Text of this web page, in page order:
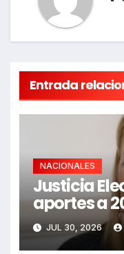
Entrada
NACIONALES
Justicia
aportes a
JUL 30, 2026